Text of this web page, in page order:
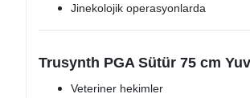
Jinekolojik operasyonlarda
Trusynth PGA Sütür 75 cm
Veteriner hekimler